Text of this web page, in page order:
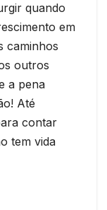
quando
em
caminhos
outros
a pena
Até
contar
tem vida